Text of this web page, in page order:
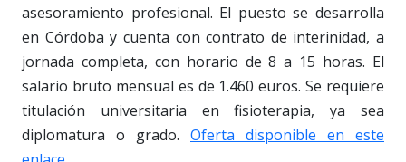
asesoramiento profesional. El puesto se desarrolla
en Córdoba y cuenta con contrato de interinidad, a
jornada completa, con horario de 8 a 15 horas. El
salario bruto mensual es de 1.460 euros. Se requiere
titulación universitaria en fisioterapia, ya sea
diplomatura o grado. Oferta disponible en este